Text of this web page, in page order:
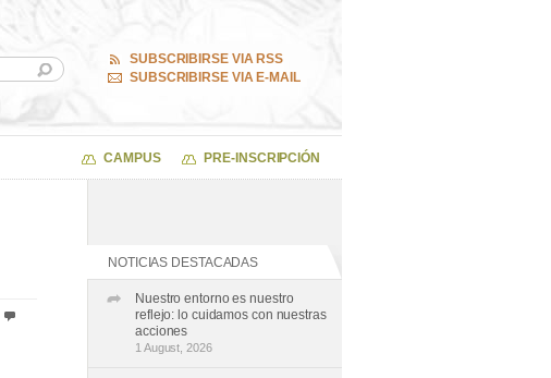
SUBSCRIBIRSE VIA RSS
SUBSCRIBIRSE VIA E-MAIL
CAMPUS PRE-INSCRIPCIÓN
NOTICIAS DESTACADAS
Nuestro entorno es nuestro
reflejo: lo cuidamos con nuestras
acciones
1 August, 2026